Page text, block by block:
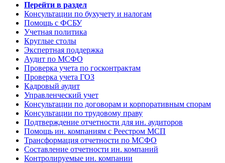
Перейти в раздел
Консультации по бухучету и налогам
Помощь с ФСБУ
Учетная политика
Круглые столы
Экспертная поддержка
Аудит по МСФО
Проверка учета по госконтрактам
Проверка учета ГОЗ
Кадровый аудит
Управленческий учет
Консультации по договорам и корпоративным спорам
Консультации по трудовому праву
Подтверждение отчетности для ин. аудиторов
Помощь ин. компаниям с Реестром МСП
Трансформация отчетности по МСФО
Составление отчетности ин. компаний
Контролируемые ин. компании